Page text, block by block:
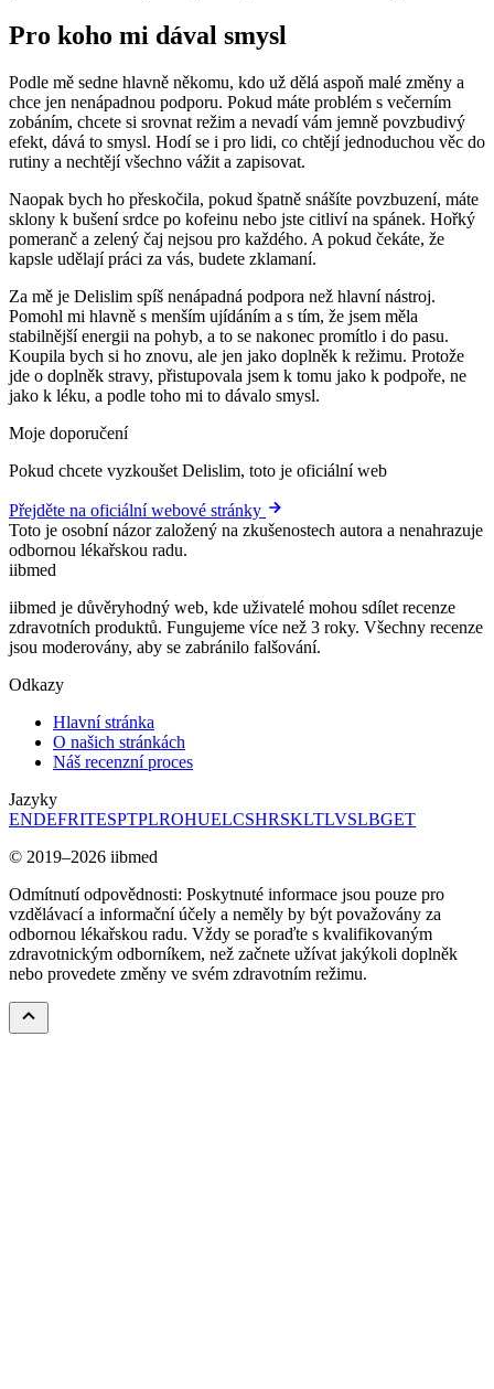
Pro koho mi dával smysl
Podle mě sedne hlavně někomu, kdo už dělá aspoň malé změny a
chce jen nenápadnou podporu. Pokud máte problém s večerním
zobáním, chcete si srovnat režim a nevadí vám jemně povzbudivý
efekt, dává to smysl. Hodí se i pro lidi, co chtějí jednoduchou věc do
rutiny a nechtějí všechno vážit a zapisovat.
Naopak bych ho přeskočila, pokud špatně snášíte povzbuzení, máte
sklony k bušení srdce po kofeinu nebo jste citliví na spánek. Hořký
pomeranč a zelený čaj nejsou pro každého. A pokud čekáte, že
kapsle udělají práci za vás, budete zklamaní.
Za mě je Delislim spíš nenápadná podpora než hlavní nástroj.
Pomohl mi hlavně s menším ujídáním a s tím, že jsem měla
stabilnější energii na pohyb, a to se nakonec promítlo i do pasu.
Koupila bych si ho znovu, ale jen jako doplněk k režimu. Protože
jde o doplněk stravy, přistupovala jsem k tomu jako k podpoře, ne
jako k léku, a podle toho mi to dávalo smysl.
Moje doporučení
Pokud chcete vyzkoušet Delislim, toto je oficiální web
Přejděte na oficiální webové stránky
Toto je osobní názor založený na zkušenostech autora a nenahrazuje
odbornou lékařskou radu.
iibmed
iibmed je důvěryhodný web, kde uživatelé mohou sdílet recenze
zdravotních produktů. Fungujeme více než 3 roky. Všechny recenze
jsou moderovány, aby se zabránilo falšování.
Odkazy
Hlavní stránka
O našich stránkách
Náš recenzní proces
Jazyky
ENDEFRITESPTPLROHUELCSHRSKLTLVSLBGET
© 2019–2026 iibmed
Odmítnutí odpovědnosti: Poskytnuté informace jsou pouze pro
vzdělávací a informační účely a neměly by být považovány za
odbornou lékařskou radu. Vždy se poraďte s kvalifikovaným
zdravotnickým odborníkem, než začnete užívat jakýkoli doplněk
nebo provedete změny ve svém zdravotním režimu.